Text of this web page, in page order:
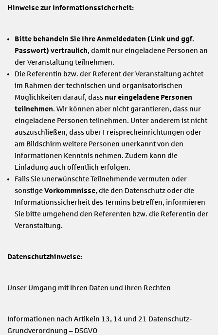
Hinweise zur Informationssicherheit:
Bitte behandeln Sie Ihre Anmeldedaten (Link und ggf.
Passwort) vertraulich, damit nur eingeladene Personen an
der Veranstaltung teilnehmen.
Die Referentin bzw. der Referent der Veranstaltung achtet
im Rahmen der technischen und organisatorischen
Möglichkeiten darauf, dass nur eingeladene Personen
teilnehmen. Wir können aber nicht garantieren, dass nur
eingeladene Personen teilnehmen. Unter anderem ist nicht
auszuschließen, dass über Freisprecheinrichtungen oder
am Bildschirm weitere Personen unerkannt von den
Informationen Kenntnis nehmen. Zudem kann die
Einladung auch öffentlich erfolgen.
Falls Sie unerwünschte Teilnehmende vermuten oder
sonstigeVorkommnisse, die den Datenschutz oder die
Informationssicherheit des Termins betreffen, informieren
Sie bitte umgehend den Referenten bzw. die Referentin der
Veranstaltung.
Datenschutzhinweise:
Unser Umgang mit Ihren Daten und Ihren Rechten
Informationen nach Artikeln 13, 14 und 21 Datenschutz-
Grundverordnung – DSGVO